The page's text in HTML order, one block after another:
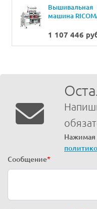
Вышивальная
машина
головы 15 игл )
1 107 446
Нажимая
Сообщение*